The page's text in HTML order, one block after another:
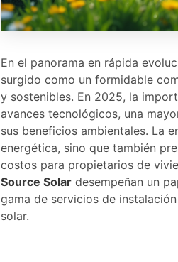
En el panorama en rápida
surgido como un formidable
y sostenibles. En 2025, la
avances tecnológicos, una
sus beneficios ambientales. La
energética, sino que también
costos para propietarios de
Source Solar desempeñan un
gama de servicios de
solar.